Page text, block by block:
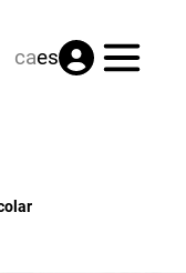
caes Menú